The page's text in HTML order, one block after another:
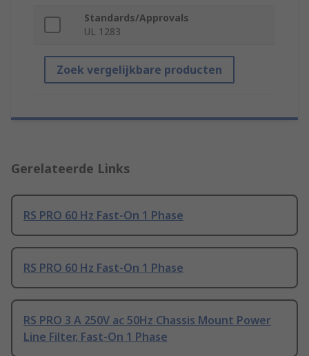
Standards/Approvals
UL 1283
Zoek vergelijkbare producten
Gerelateerde Links
RS PRO 60 Hz Fast-On 1 Phase
RS PRO 60 Hz Fast-On 1 Phase
RS PRO 3 A 250V ac 50Hz Chassis Mount Power
Line Filter, Fast-On 1 Phase